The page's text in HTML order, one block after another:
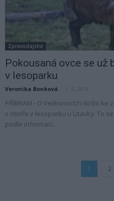
Zpravodajství
Pokousaná ovce se už
v lesoparku
Veronika Bonková
PŘÍBRAM - O Velikonocích došlo
v oboře v lesoparku u Litavky. To
podle informací...
1 2